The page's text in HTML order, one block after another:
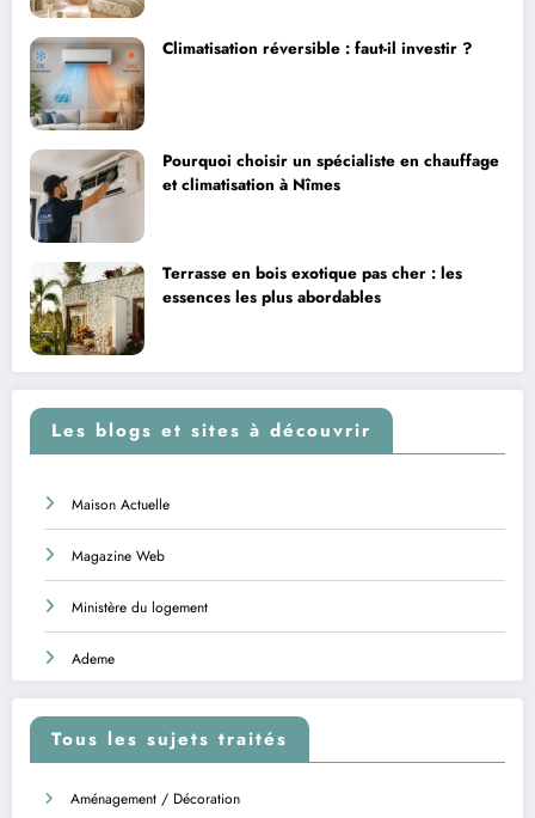
Climatisation réversible : faut-il investir ?
Pourquoi choisir un spécialiste en chauffage
et climatisation à Nîmes
Terrasse en bois exotique pas cher : les
essences les plus abordables
Les blogs et sites à découvrir
Maison Actuelle
Magazine Web
Ministère du logement
Ademe
Tous les sujets traités
Aménagement / Décoration